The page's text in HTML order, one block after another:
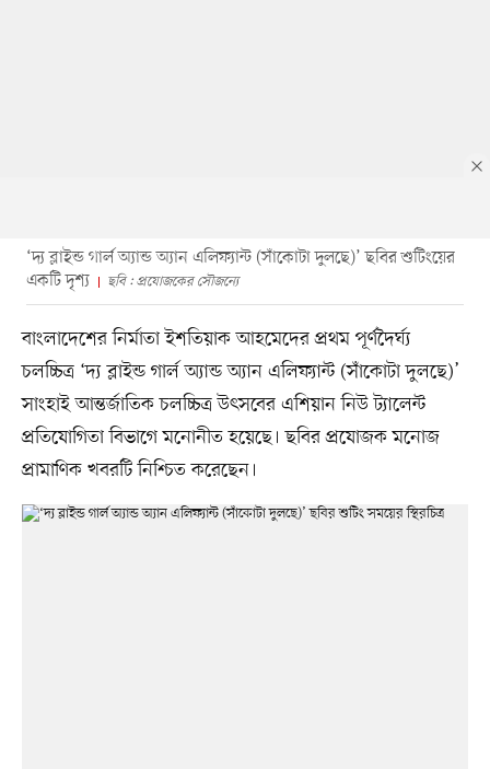
‘দ্য ব্লাইন্ড গার্ল অ্যান্ড অ্যান এলিফ্যান্ট (সাঁকোটা দুলছে)’ ছবির শুটিংয়ের
একটি দৃশ্য
ছবি : প্রযোজকের সৌজন্যে
বাংলাদেশের নির্মাতা ইশতিয়াক আহমেদের প্রথম পূর্ণদৈর্ঘ্য
চলচ্চিত্র ‘দ্য ব্লাইন্ড গার্ল অ্যান্ড অ্যান এলিফ্যান্ট (সাঁকোটা দুলছে)’
সাংহাই আন্তর্জাতিক চলচ্চিত্র উৎসবের এশিয়ান নিউ ট্যালেন্ট
প্রতিযোগিতা বিভাগে মনোনীত হয়েছে। ছবির প্রযোজক মনোজ
প্রামাণিক খবরটি নিশ্চিত করেছেন।